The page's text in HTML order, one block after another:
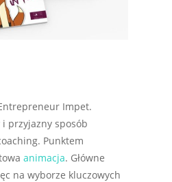
Impet.
przyjazny sposób
Punktem
animacja. Główne
na wyborze kluczowych